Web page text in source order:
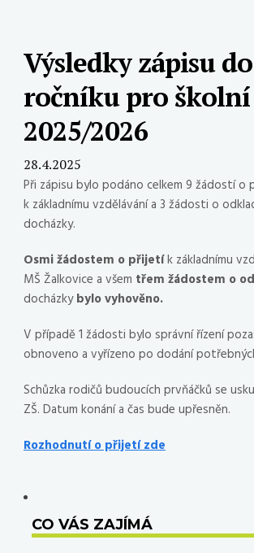
Výsledky zápisu
ročníku pro
2025/2026
28.4.2025
Při zápisu bylo podáno celkem 9 žádostí o
k základnímu vzdělávání a 3 žádosti o
docházky.
Osmi žádostem o přijetík základnímu
MŠ Žalkovice a všem třem žádostem o
docházkybylo vyhověno.
V případě 1 žádosti bylo správní řízení
obnoveno a vyřízeno po dodání
Schůzka rodičů budoucích prvňáčků se
ZŠ. Datum konání a čas bude upřesněn.
Rozhodnutí o přijetí zde
CO VÁS ZAJÍMÁ